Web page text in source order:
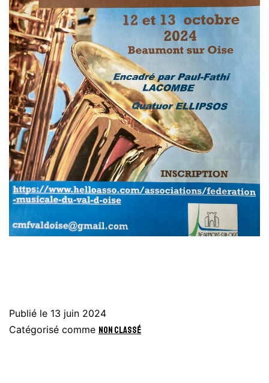
Publié le 13 juin 2024
Catégorisé comme Non classé